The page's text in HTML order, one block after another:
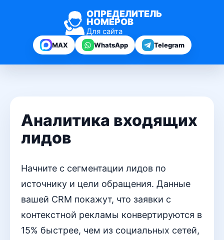
ОПРЕДЕЛИТЕЛЬ
НОМЕРОВ
Для сайта
MAX WhatsApp Telegram
Аналитика входящих
лидов
Начните с сегментации лидов по
источнику и цели обращения. Данные
вашей CRM покажут, что заявки с
контекстной рекламы конвертируются в
15% быстрее, чем из социальных сетей,